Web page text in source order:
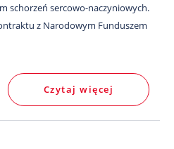
schorzeń sercowo-naczyniowych.
z Narodowym Funduszem
Czytaj więcej